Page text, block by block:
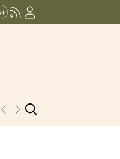
+ 0.25 (+0.09%)
PODCAST